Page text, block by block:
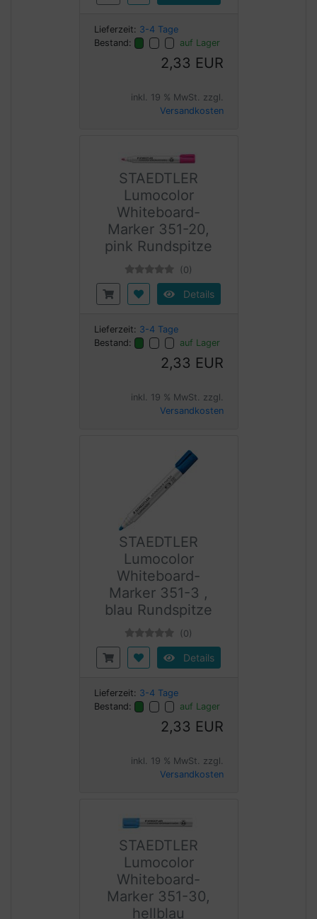
Lieferzeit: 3-4 Tage
Bestand:
auf Lager
2,33 EUR
inkl. 19 % MwSt. zzgl.
Versandkosten
STAEDTLER
Lumocolor
Whiteboard-
Marker 351-20,
pink Rundspitze
(0)
Details
Lieferzeit: 3-4 Tage
Bestand:
auf Lager
2,33 EUR
inkl. 19 % MwSt. zzgl.
Versandkosten
STAEDTLER
Lumocolor
Whiteboard-
Marker 351-3 ,
blau Rundspitze
(0)
Details
Lieferzeit: 3-4 Tage
Bestand:
auf Lager
2,33 EUR
inkl. 19 % MwSt. zzgl.
Versandkosten
STAEDTLER
Lumocolor
Whiteboard-
Marker 351-30,
hellblau